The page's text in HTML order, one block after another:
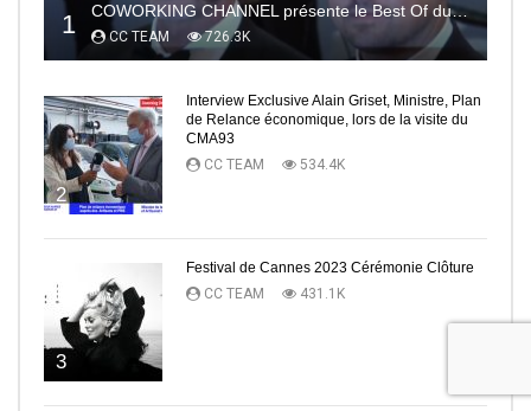
1 COWORKING CHANNEL présente le Best Of du RedCarpet du Festival de Cannes
CC TEAM 726.3K
2
Interview Exclusive Alain Griset, Ministre, Plan
de Relance économique, lors de la visite du
CMA93
CC TEAM
534.4K
3
Festival de Cannes 2023 Cérémonie Clôture
CC TEAM
431.1K